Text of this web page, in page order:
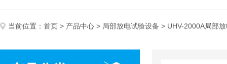
当前位置： 首页 > 产品中心 > 局部放电试验设备 > UHV-2000A局部